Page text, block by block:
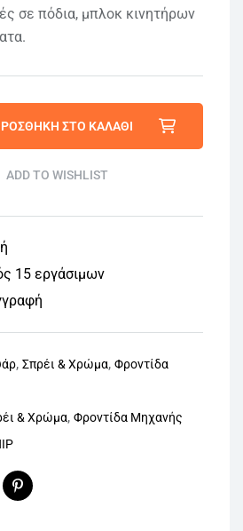
σε πόδια, μπλοκ κινητήρων
ΣΤΟ ΚΑΛΆΘΙ
ADD TO WISHLIST
15 εργάσιμων
, Σπρέι & Χρώμα, Φροντίδα
& Χρώμα, Φροντίδα Μηχανής
Pinterest